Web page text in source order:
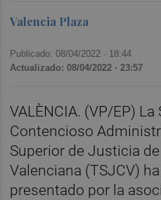
Valencia Plaza
Publicado: 08/04/2022 · 18:44
Actualizado: 08/04/2022 · 23:57
VALÈNCIA. (VP/EP) La
Contencioso
Superior de Justicia
Valenciana (TSJCV)
presentado por la